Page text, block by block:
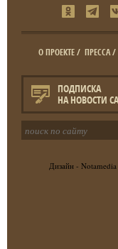
О ПРОЕКТЕ/ ПРЕССА/
ПОДПИСКА
НА НОВОСТИ
Дизайн - Notamedia